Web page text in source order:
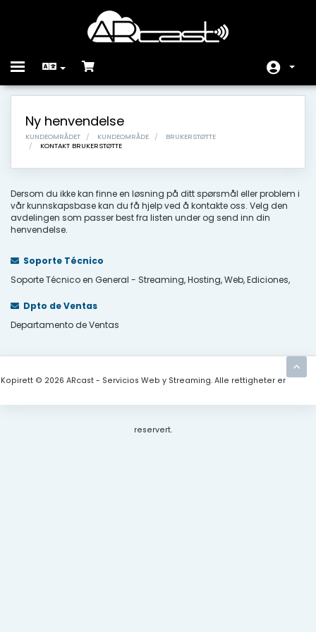
Toggle
Butikk
Kunnskapsbase
Nettverksstatus
Ny henvendelse
KUNDEOMRÅDET KUNDEOMRÅDE
BRUKERSTØTTE
KONTAKT BRUKERSTØTTE
Dersom du ikke kan finne en løsning på ditt spørsmål eller problem i
vår kunnskapsbase kan du få hjelp ved å kontakte oss. Velg den
avdelingen som passer best fra listen under og send inn din
henvendelse.
Soporte Técnico
Soporte Técnico en General - Streaming, Hosting, Web, Ediciones,
Dpto de Ventas
Departamento de Ventas
Kopirett © 2026 ARcast - Servicios Web y Streaming. Alle rettigheter er
reservert.